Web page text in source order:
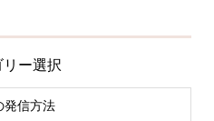
リー選択
発信方法